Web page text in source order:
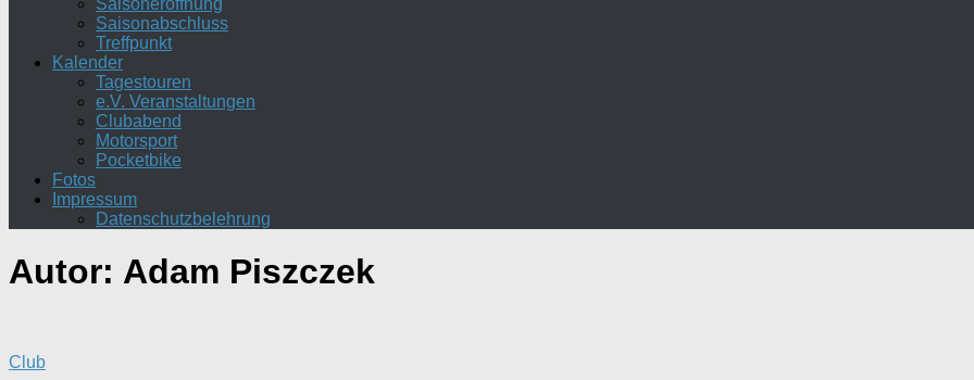
Saisoneröffnung
Saisonabschluss
Treffpunkt
Kalender
Tagestouren
e.V. Veranstaltungen
Clubabend
Motorsport
Pocketbike
Fotos
Impressum
Datenschutzbelehrung
Autor: Adam Piszczek
Club